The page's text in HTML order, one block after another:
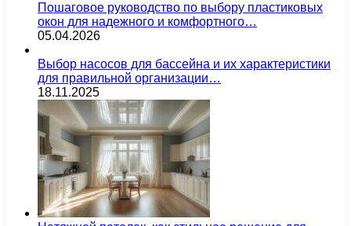
Пошаговое руководство по выбору пластиковых
окон для надежного и комфортного…
05.04.2026
Выбор насосов для бассейна и их характеристики
для правильной организации…
18.11.2025